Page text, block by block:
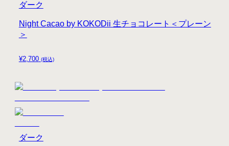
¥2,700 (税込)
Night Cacao by KOKODii 生チョコレート＜プレーン
＞
ダーク
ダーク